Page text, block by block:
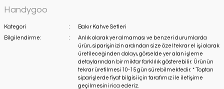
Handygoo
Kategori
Bakır Kahve Setleri
Bilgilendirme:
Anlık olarak yer almaması ve benzeri durumlarda
ürün, siparişinizin ardından size özel tekrar el işi olarak
üretileceğinden dolayı, görselde yer alan işleme
detaylarından bir miktar farklılık gösterebilir. Ürünün
tekrar üretilmesi 10-15 gün sürebilmektedir. * Toptan
siparişlerde fiyat bilgisi için tarafımız ile iletişime
geçilmesini rica ederiz.